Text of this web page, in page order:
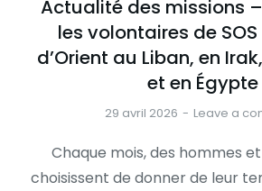
Actualité des missions
les volontaires de
d’Orient au Liban, en
et en Égypte
29 avril 2026 Leave a
Chaque mois, des hommes
choisissent de donner de leur